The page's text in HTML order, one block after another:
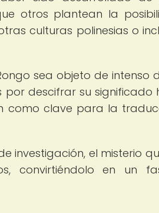
otros plantean la
culturas polinesias o
sea objeto de intenso
descifrar su significado
como clave para la
investigación, el misterio
convirtiéndolo en un